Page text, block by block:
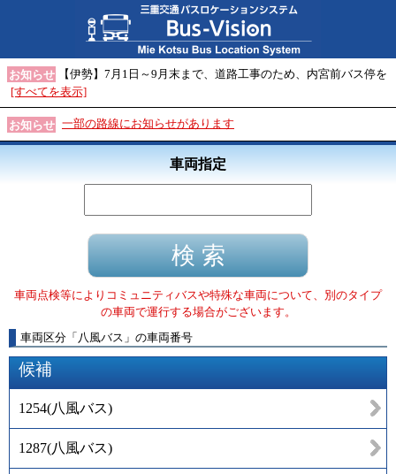
お知らせ
【伊勢】7月1日～9月末まで、道路工事のため、内宮前バス停を
[すべてを表示]
お知らせ 一部の路線にお知らせがあります
車両指定
車両点検等によりコミュニティバスや特殊な車両について、別のタイプ
の車両で運行する場合がございます。
車両区分 「 八風バス 」 の車両番号
候補
1254(八風バス)
1287(八風バス)